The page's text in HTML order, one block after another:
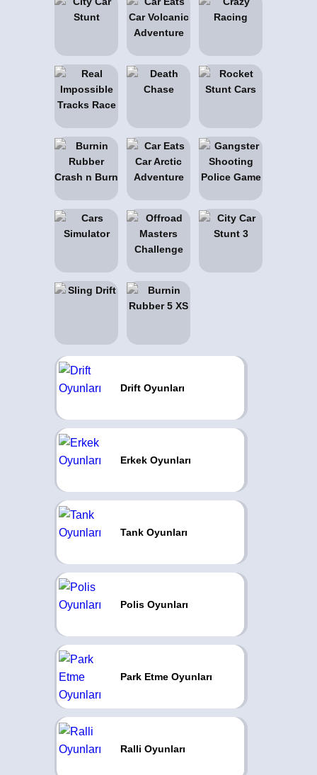
Drift Oyunları
Erkek Oyunları
Tank Oyunları
Polis Oyunları
Park Etme Oyunları
Ralli Oyunları